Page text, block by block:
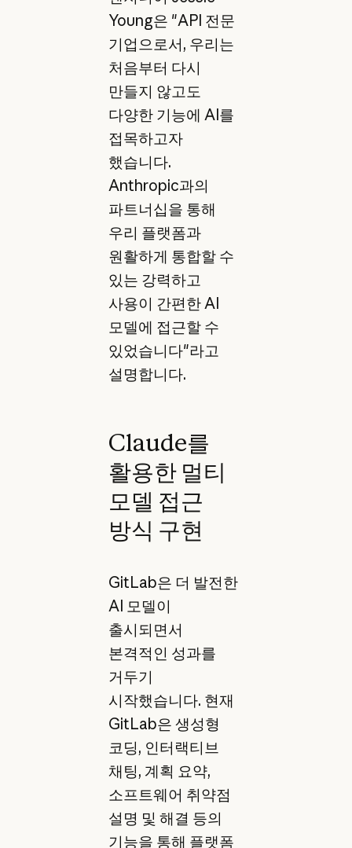
Young은 "API 전문
기업으로서, 우리는
처음부터 다시
만들지 않고도
다양한 기능에 AI를
접목하고자
했습니다.
Anthropic과의
파트너십을 통해
우리 플랫폼과
원활하게 통합할 수
있는 강력하고
사용이 간편한 AI
모델에 접근할 수
있었습니다"라고
설명합니다.
Claude를
활용한 멀티
모델 접근
방식 구현
GitLab은 더 발전한
AI 모델이
출시되면서
본격적인 성과를
거두기
시작했습니다. 현재
GitLab은 생성형
코딩, 인터랙티브
채팅, 계획 요약,
소프트웨어 취약점
설명 및 해결 등의
기능을 통해 플랫폼